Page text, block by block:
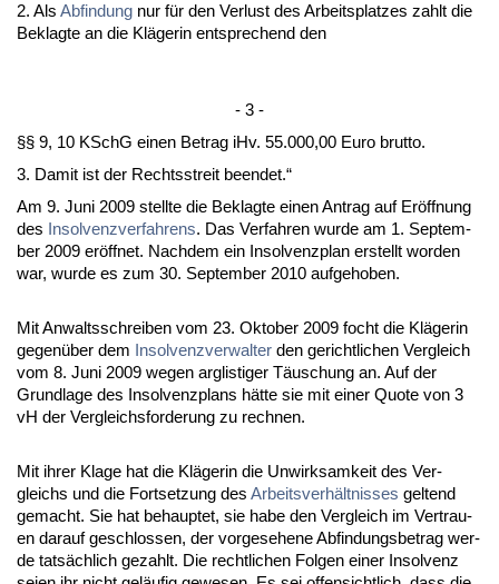
2. Als Ab­fin­dung nur für den Ver­lust des Ar­beits­plat­zes zahlt die
Be­klag­te an die Kläge­rin ent­spre­chend den
- 3 -
§§ 9, 10 KSchG ei­nen Be­trag iHv. 55.000,00 Eu­ro brut­to.
3. Da­mit ist der Rechts­streit be­en­det.“
Am 9. Ju­ni 2009 stell­te die Be­klag­te ei­nen An­trag auf Eröff­nung
des In­sol­venz­ver­fah­rens. Das Ver­fah­ren wur­de am 1. Sep­tem­
ber 2009 eröff­net. Nach­dem ein In­sol­venz­plan er­stellt wor­den
war, wur­de es zum 30. Sep­tem­ber 2010 auf­ge­ho­ben.
Mit An­walts­schrei­ben vom 23. Ok­to­ber 2009 focht die Kläge­rin
ge­genüber dem In­sol­venz­ver­wal­ter den ge­richt­li­chen Ver­gleich
vom 8. Ju­ni 2009 we­gen arg­lis­ti­ger Täuschung an. Auf der
Grund­la­ge des In­sol­venz­plans hätte sie mit ei­ner Quo­te von 3
vH der Ver­gleichs­for­de­rung zu rech­nen.
Mit ih­rer Kla­ge hat die Kläge­rin die Un­wirk­sam­keit des Ver­
gleichs und die Fort­set­zung des Ar­beits­verhält­nis­ses gel­tend
ge­macht. Sie hat be­haup­tet, sie ha­be den Ver­gleich im Ver­trau­
en dar­auf ge­schlos­sen, der vor­ge­se­he­ne Ab­fin­dungs­be­trag wer­
de tatsächlich ge­zahlt. Die recht­li­chen Fol­gen ei­ner In­sol­venz